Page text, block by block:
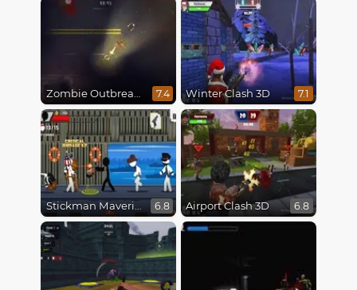
Zombie Outbreak Arena 7.4 Winter Clash 3D 7.1
Stickman Maverick: Bad Boys Killer 6.8 Airport Clash 3D 6.8